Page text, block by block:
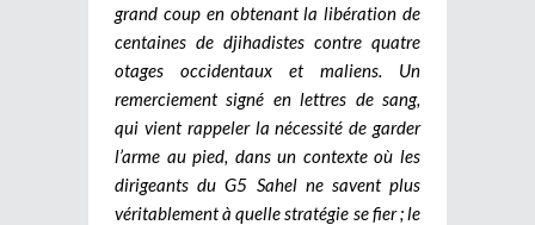
grand coup en obtenant la libération de
centaines de djihadistes contre quatre
otages occidentaux et maliens. Un
remerciement signé en lettres de sang,
qui vient rappeler la nécessité de garder
l’arme au pied, dans un contexte où les
dirigeants du G5 Sahel ne savent plus
véritablement à quelle stratégie se fier ; le